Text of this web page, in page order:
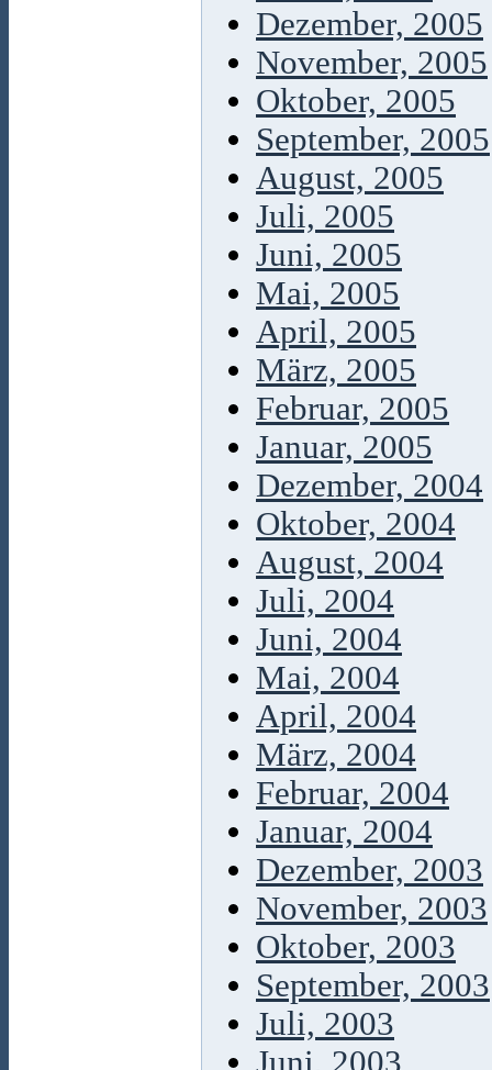
Dezember, 2005
November, 2005
Oktober, 2005
September, 2005
August, 2005
Juli, 2005
Juni, 2005
Mai, 2005
April, 2005
März, 2005
Februar, 2005
Januar, 2005
Dezember, 2004
Oktober, 2004
August, 2004
Juli, 2004
Juni, 2004
Mai, 2004
April, 2004
März, 2004
Februar, 2004
Januar, 2004
Dezember, 2003
November, 2003
Oktober, 2003
September, 2003
Juli, 2003
Juni, 2003